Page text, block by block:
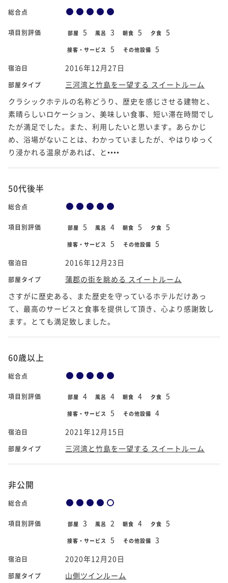
総合点
項目別評価 部屋 5 風呂 3 朝食 5 夕食 5
接客・サービス 5 その他設備 5
宿泊日 2016年12月27日
部屋タイプ
三河湾と竹島を一望する スイートルーム
クラシックホテルの名称どうり、歴史を感じさせる建物と、
素晴らしいロケーション、美味しい食事、短い滞在時間でし
たが満足でした。また、利用したいと思います。あらかじ
め、浴場がないことは、わかっていましたが、やはりゆっく
り浸かれる温泉があれば、と••••
50代後半
総合点
項目別評価 部屋 5 風呂 4 朝食 5 夕食 5
接客・サービス 5 その他設備 5
宿泊日 2016年12月23日
部屋タイプ
蒲郡の街を眺める スイートルーム
さすがに歴史ある、また歴史を守っているホテルだけあっ
て、最高のサービスと食事を提供して頂き、心より感謝致し
ます。とても満足致しました。
60歳以上
総合点
項目別評価 部屋 4 風呂 4 朝食 4 夕食 5
接客・サービス 5 その他設備 4
宿泊日 2021年12月15日
部屋タイプ 三河湾と竹島を一望する スイートルーム
非公開
総合点
項目別評価 部屋 3 風呂 2 朝食 4 夕食 5
接客・サービス 5 その他設備 3
宿泊日 2020年12月20日
部屋タイプ 山側ツインルーム